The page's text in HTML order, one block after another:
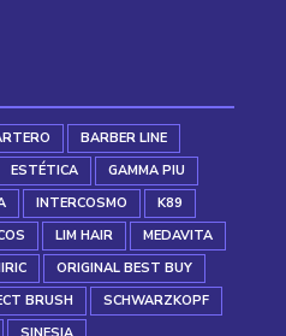
BARBER LINE
ESTÉTICA
GAMMA PIU
INTERCOSMO
K89
LIM HAIR
MEDAVITA
ORIGINAL BEST BUY
BRUSH
SCHWARZKOPF